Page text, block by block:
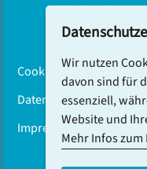
Cookiebanner
Datenschutz
Impressum
Wir nutzen
davon sind für
essenziell,
Website und
Mehr Infos